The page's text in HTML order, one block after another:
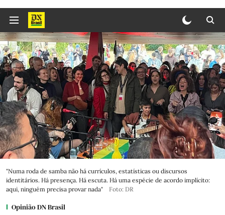
"Numa roda de samba não há currículos, estatísticas ou discursos
identitários. Há presença. Há escuta. Há uma espécie de acordo implícito:
aqui, ninguém precisa provar nada"
Foto: DR
Opinião DN Brasil